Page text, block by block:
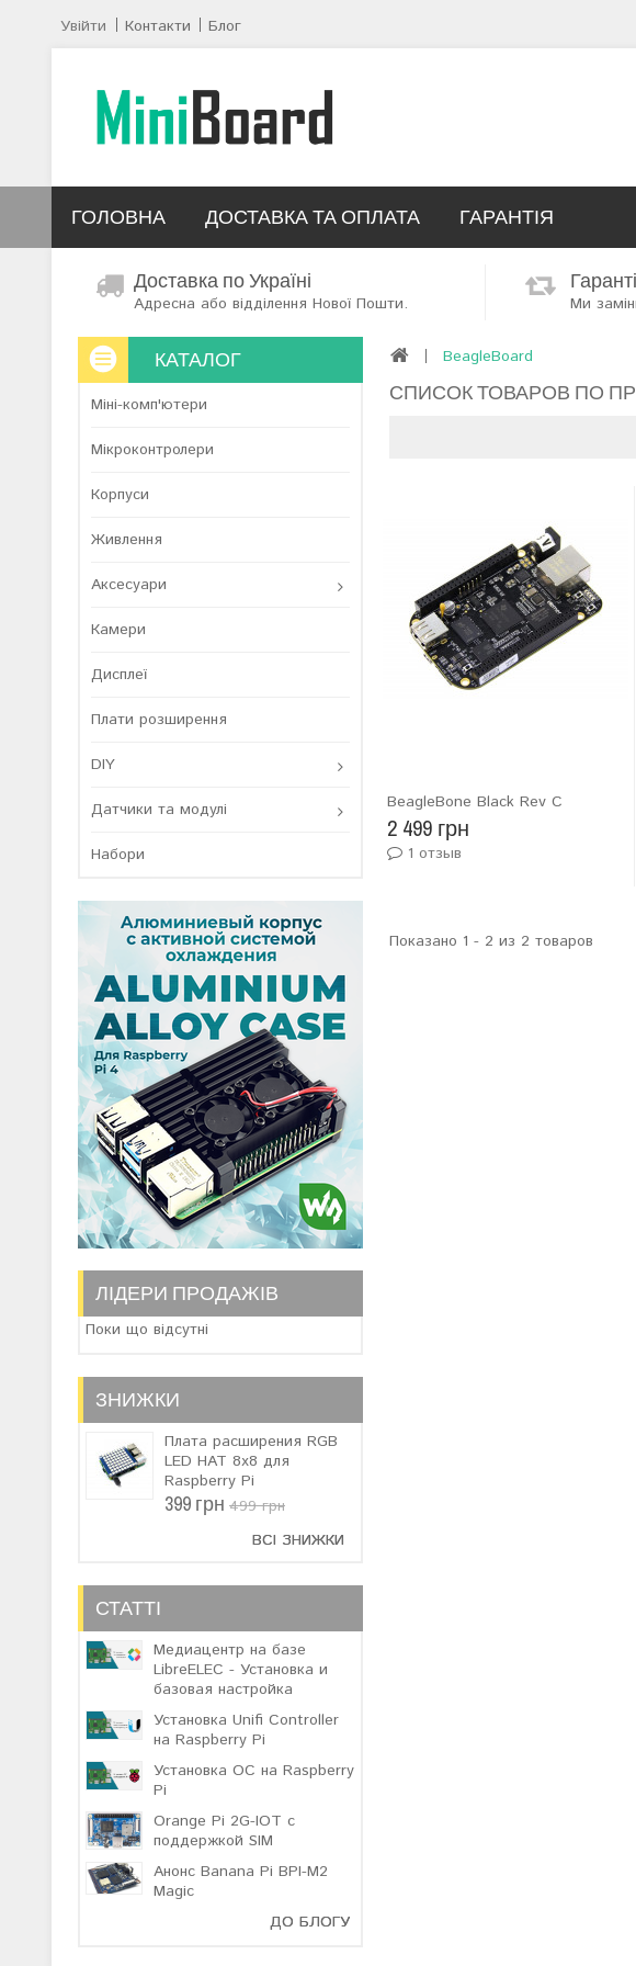
Увійти Контакти Блог
ГОЛОВНА ДОСТАВКА ТА ОПЛАТА ГАРАНТІЯ
Доставка по Україні
Адресна або відділення Нової Пошти. Ми
КАТАЛОГ
Міні-комп'ютери
Мікроконтролери
Корпуси
Живлення
Аксесуари
Камери
Дисплеї
Плати розширення
DIY
Датчики та модулі
Набори
ЛІДЕРИ ПРОДАЖІВ
Поки що відсутні
ЗНИЖКИ
Плата расширения RGB
LED HAT 8x8 для
Raspberry Pi
399 грн 499 грн
ВСІ ЗНИЖКИ
СТАТТІ
Медиацентр на базе
LibreELEC - Установка и
базовая настройка
Установка Unifi Controller
на Raspberry Pi
Установка ОС на Raspberry
Pi
Orange Pi 2G-IOT с
поддержкой SIM
Анонс Banana Pi BPI-M2
Magic
ДО БЛОГУ
BeagleBoard
СПИСОК ТОВАРОВ ПО
BeagleBone Black Rev C
2 499 грн
1 отзыв
Показано 1 - 2 из 2 товаров